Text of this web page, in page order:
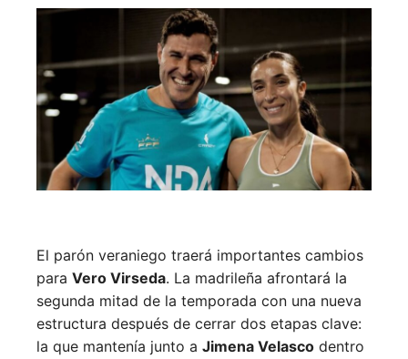
El parón veraniego traerá importantes cambios
para Vero Virseda. La madrileña afrontará la
segunda mitad de la temporada con una nueva
estructura después de cerrar dos etapas clave:
la que mantenía junto a Jimena Velasco dentro